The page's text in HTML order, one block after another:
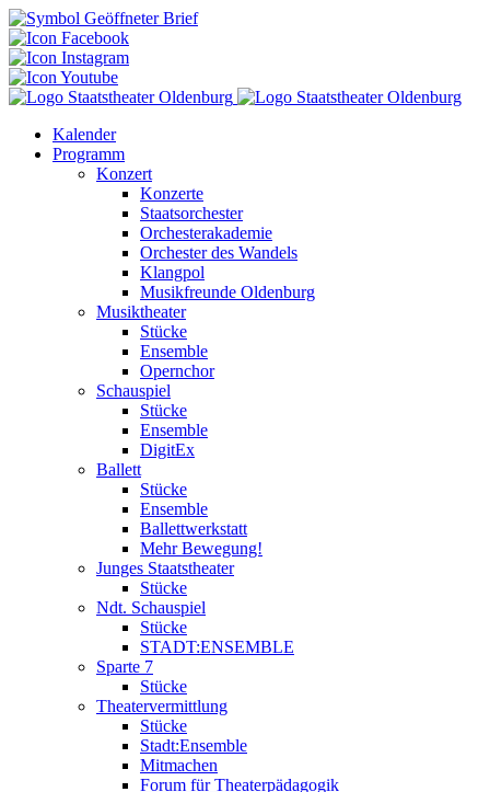
Kalender
Programm
Konzert
Konzerte
Staatsorchester
Orchesterakademie
Orchester des Wandels
Klangpol
Musikfreunde Oldenburg
Musiktheater
Stücke
Ensemble
Opernchor
Schauspiel
Stücke
Ensemble
DigitEx
Ballett
Stücke
Ensemble
Ballettwerkstatt
Mehr Bewegung!
Junges Staatstheater
Stücke
Ndt. Schauspiel
Stücke
STADT:ENSEMBLE
Sparte 7
Stücke
Theatervermittlung
Stücke
Stadt:Ensemble
Mitmachen
Forum für Theaterpädagogik